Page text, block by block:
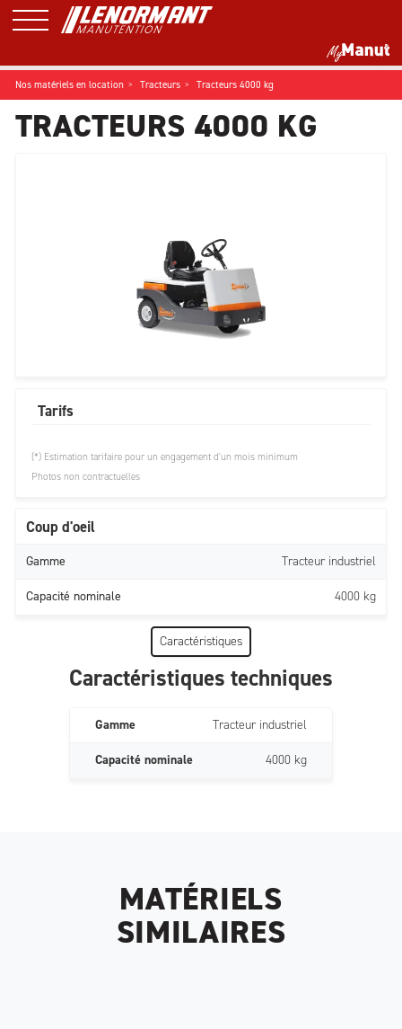
Nos matériels en location Tracteurs Tracteurs 4000 kg
TRACTEURS 4000 KG
Caractéristiques
Coup d'oeil
Gamme Tracteur industriel
Capacité nominale 4000 kg
Tarifs
(*) Estimation tarifaire pour un engagement d'un mois minimum
Photos non contractuelles
Caractéristiques techniques
Gamme Tracteur industriel
Capacité nominale 4000 kg
MATÉRIELS
SIMILAIRES